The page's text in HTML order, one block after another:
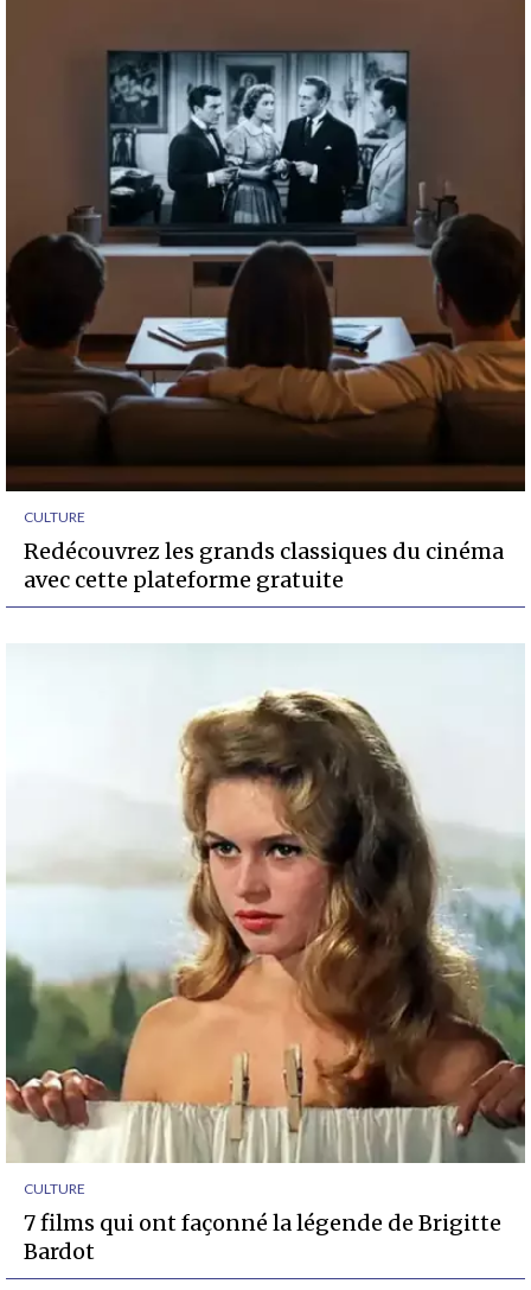
CULTURE
Redécouvrez les grands classiques du cinéma
avec cette plateforme gratuite
CULTURE
7 films qui ont façonné la légende de Brigitte
Bardot